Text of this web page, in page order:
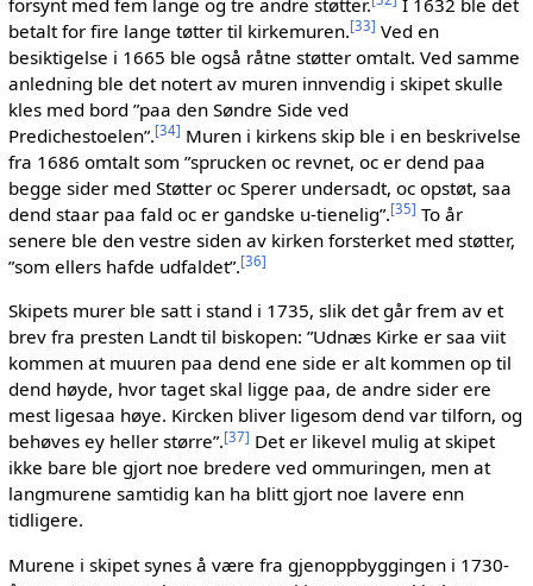
forsynt med fem lange og tre andre støtter.
I 1632 ble det
betalt for fire lange tøtter til kirkemuren.[33] Ved en
besiktigelse i 1665 ble også råtne støtter omtalt. Ved samme
anledning ble det notert av muren innvendig i skipet skulle
kles med bord ”paa den Søndre Side ved
Predichestoelen”.[34] Muren i kirkens skip ble i en beskrivelse
fra 1686 omtalt som ”sprucken oc revnet, oc er dend paa
begge sider med Støtter oc Sperer undersadt, oc opstøt, saa
dend staar paa fald oc er gandske u-tienelig”.[35] To år
senere ble den vestre siden av kirken forsterket med støtter,
”som ellers hafde udfaldet”.[36]
Skipets murer ble satt i stand i 1735, slik det går frem av et
brev fra presten Landt til biskopen: ”Udnæs Kirke er saa viit
kommen at muuren paa dend ene side er alt kommen op til
dend høyde, hvor taget skal ligge paa, de andre sider ere
mest ligesaa høye. Kircken bliver ligesom dend var tilforn, og
behøves ey heller større”.[37] Det er likevel mulig at skipet
ikke bare ble gjort noe bredere ved ommuringen, men at
langmurene samtidig kan ha blitt gjort noe lavere enn
tidligere.
Murene i skipet synes å være fra gjenoppbyggingen i 1730-